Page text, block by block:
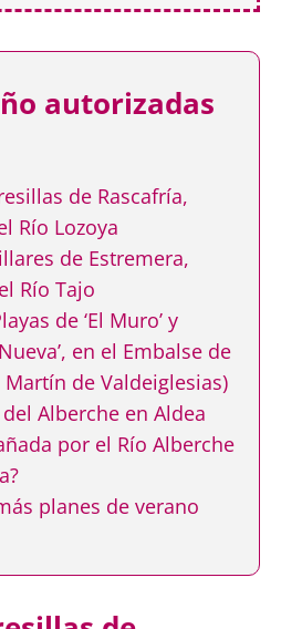
autorizadas
de Rascafría,
Río Lozoya
de Estremera,
Río Tajo
de ‘El Muro’ y
en el Embalse de
Martín de Valdeiglesias)
Alberche en Aldea
por el Río Alberche
planes de verano